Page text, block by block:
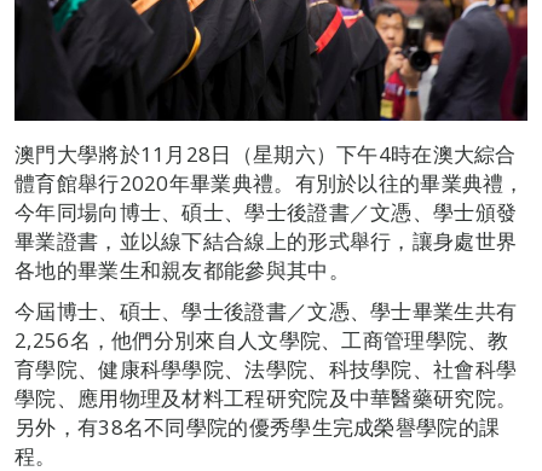
澳門大學將於11月28日（星期六）下午4時在澳大綜合
體育館舉行2020年畢業典禮。有別於以往的畢業典禮，
今年同場向博士、碩士、學士後證書／文憑、學士頒發
畢業證書，並以線下結合線上的形式舉行，讓身處世界
各地的畢業生和親友都能參與其中。
今屆博士、碩士、學士後證書／文憑、學士畢業生共有
2,256名，他們分別來自人文學院、工商管理學院、教
育學院、健康科學學院、法學院、科技學院、社會科學
學院、應用物理及材料工程研究院及中華醫藥研究院。
另外，有38名不同學院的優秀學生完成榮譽學院的課
程。